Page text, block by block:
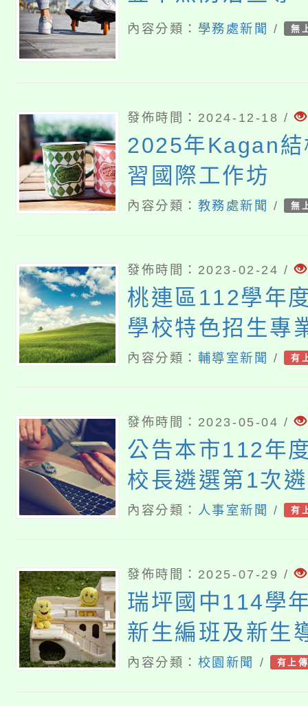
內容分類： 學務處新聞 / 無
發佈時間：2024-12-18 /
2025年Kagan
習國際工作坊
內容分類： 教務處新聞 / 無
發佈時間：2023-02-24 /
桃連區112學年
學校特色招生專
入學簡章
內容分類： 輔導室新聞 / 有
發佈時間：2023-05-04 /
公告本市112年
校長遴選第1次
第2次缺額一案(
內容分類： 人事室新聞 / 有
發佈時間：2025-07-29 /
瑞坪國中114學
新生編班及新生
果
內容分類： 校園新聞 / 有上